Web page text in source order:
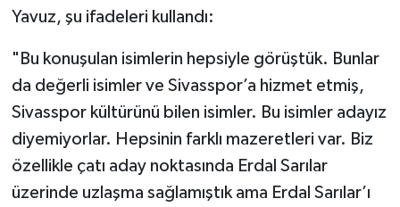
Yavuz, şu ifadeleri kullandı:
"Bu konuşulan isimlerin hepsiyle görüştük. Bunlar
da değerli isimler ve Sivasspor’a hizmet etmiş,
Sivasspor kültürünü bilen isimler. Bu isimler adayız
diyemiyorlar. Hepsinin farklı mazeretleri var. Biz
özellikle çatı aday noktasında Erdal Sarılar
üzerinde uzlaşma sağlamıştık ama Erdal Sarılar’ı